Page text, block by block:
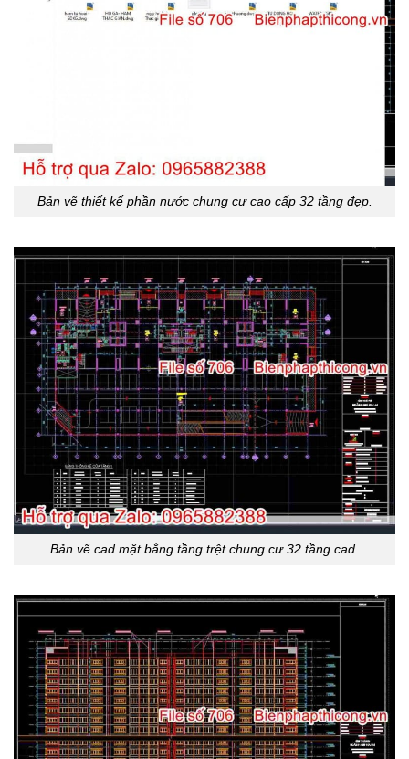
Bản vẽ thiết kế phần nước chung cư cao cấp 32 tầng đẹp.
Bản vẽ cad mặt bằng tầng trệt chung cư 32 tầng cad.